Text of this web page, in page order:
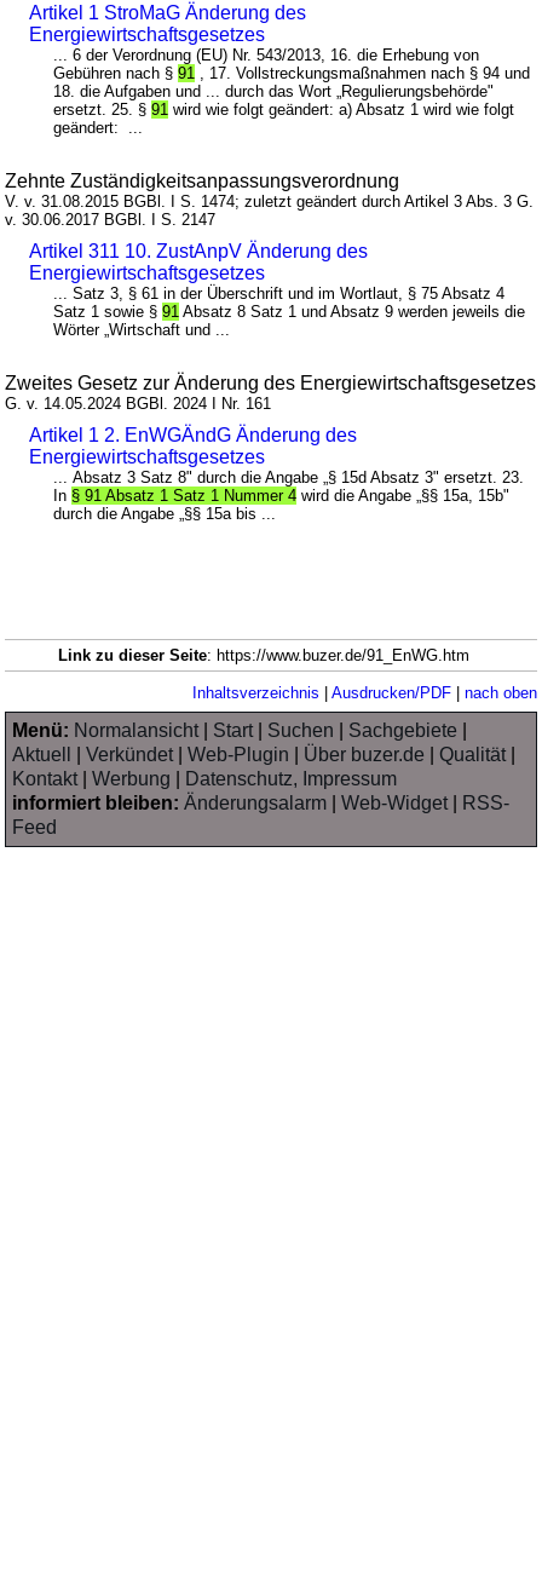
Artikel 1 StroMaG Änderung des
Energiewirtschaftsgesetzes
... 6 der Verordnung (EU) Nr. 543/2013, 16. die Erhebung von
Gebühren nach §91
, 17. Vollstreckungsmaßnahmen nach § 94 und
18. die Aufgaben und ... durch das Wort „Regulierungsbehörde"
ersetzt. 25. §91 wird wie folgt geändert: a) Absatz 1 wird wie folgt
geändert: ...
Zehnte Zuständigkeitsanpassungsverordnung
V. v. 31.08.2015 BGBl. I S. 1474; zuletzt geändert durch Artikel 3 Abs. 3 G.
v. 30.06.2017 BGBl. I S. 2147
Artikel 311 10. ZustAnpV Änderung des
Energiewirtschaftsgesetzes
... Satz 3, § 61 in der Überschrift und im Wortlaut, § 75 Absatz 4
Satz 1 sowie §91 Absatz 8 Satz 1 und Absatz 9 werden jeweils die
Wörter „Wirtschaft und ...
Zweites Gesetz zur Änderung des Energiewirtschaftsgesetzes
G. v. 14.05.2024 BGBl. 2024 I Nr. 161
Artikel 1 2. EnWGÄndG Änderung des
Energiewirtschaftsgesetzes
... Absatz 3 Satz 8" durch die Angabe „§ 15d Absatz 3" ersetzt. 23.
In § 91 Absatz 1 Satz 1 Nummer 4 wird die Angabe „§§ 15a, 15b"
durch die Angabe „§§ 15a bis ...
Link zu dieser Seite: https://www.buzer.de/91_EnWG.htm
Inhaltsverzeichnis | Ausdrucken/PDF| nach oben
Menü: Normalansicht| Start| Suchen Sachgebiete
Aktuell
|Verkündet|Web-Plugin Über buzer.de |Qualität|
Kontakt|Werbung
Datenschutz, Impressum
informiert bleiben: Änderungsalarm |Web-Widget|
RSS-
Feed